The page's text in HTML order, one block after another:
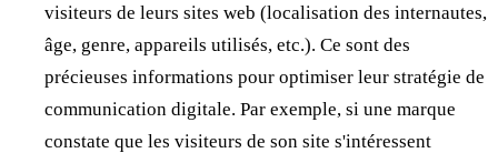
visiteurs de leurs sites web (localisation des internautes,
âge, genre, appareils utilisés, etc.). Ce sont des
précieuses informations pour optimiser leur stratégie de
communication digitale. Par exemple, si une marque
constate que les visiteurs de son site s'intéressent